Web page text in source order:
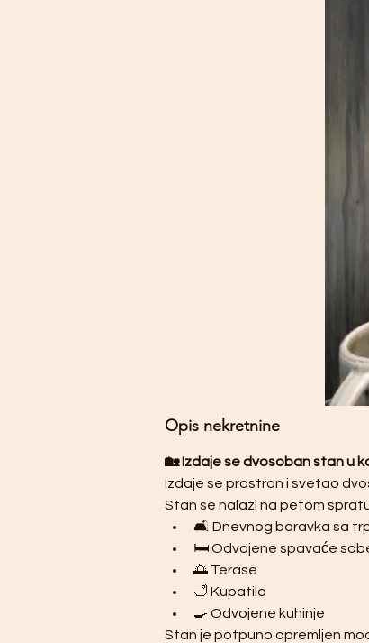
Opis nekretnine
🏡 Izdaje se dvosoban stan u
Izdaje se prostran i svetao
Stan se nalazi na petom
🛋️ Dnevnog boravka sa
🛏️ Odvojene spavaće
🌅 Terase
🛁 Kupatila
🍳 Odvojene kuhinje
Stan je potpuno opremljen